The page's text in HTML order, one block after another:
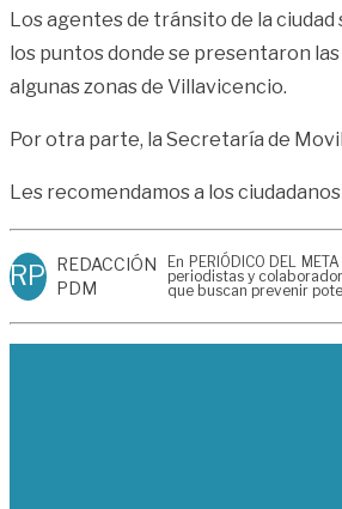
Los agentes de tránsito de la
los puntos donde se presentaron
algunas zonas de Villavicencio.
Por otra parte, la Secretaría de
Les recomendamos a los
RP REDACCIÓN
PDM
En PERIÓDICO DEL
periodistas y
que buscan prevenir